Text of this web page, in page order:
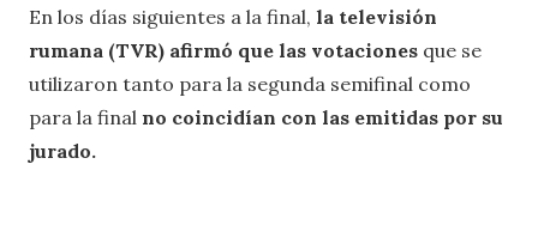
En los días siguientes a la final, la televisión
rumana (TVR) afirmó que las votaciones que se
utilizaron tanto para la segunda semifinal como
para la final no coincidían con las emitidas por su
jurado.